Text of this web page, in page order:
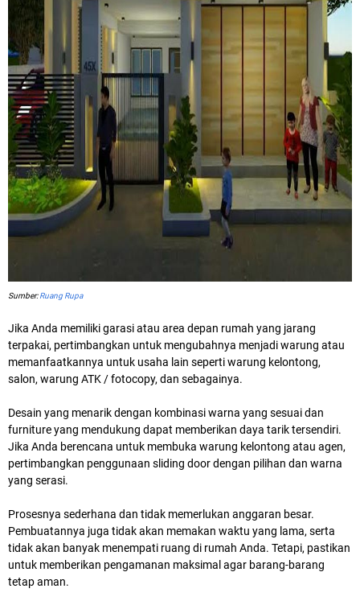
Sumber:Ruang Rupa
Jika Anda memiliki garasi atau area depan rumah yang jarang
terpakai, pertimbangkan untuk mengubahnya menjadi warung atau
memanfaatkannya untuk usaha lain seperti warung kelontong,
salon, warung ATK / fotocopy, dan sebagainya.
Desain yang menarik dengan kombinasi warna yang sesuai dan
furniture yang mendukung dapat memberikan daya tarik tersendiri.
Jika Anda berencana untuk membuka warung kelontong atau agen,
pertimbangkan penggunaan sliding door dengan pilihan dan warna
yang serasi.
Prosesnya sederhana dan tidak memerlukan anggaran besar.
Pembuatannya juga tidak akan memakan waktu yang lama, serta
tidak akan banyak menempati ruang di rumah Anda. Tetapi, pastikan
untuk memberikan pengamanan maksimal agar barang-barang
tetap aman.